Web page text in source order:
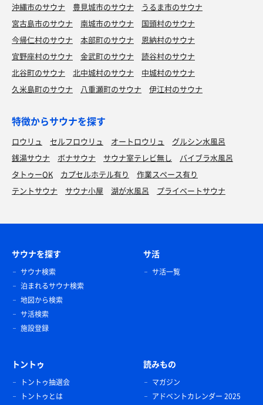
沖縄市のサウナ
豊見城市のサウナ
うるま市のサウナ
宮古島市のサウナ
南城市のサウナ
国頭村のサウナ
今帰仁村のサウナ
本部町のサウナ
恩納村のサウナ
宜野座村のサウナ
金武町のサウナ
読谷村のサウナ
北谷町のサウナ
北中城村のサウナ
中城村のサウナ
久米島町のサウナ
八重瀬町のサウナ 伊江村のサウナ
特徴からサウナを探す
ロウリュ セルフロウリュ オートロウリュ
グルシン水風呂
銭湯サウナ
ボナサウナ サウナ室テレビ無し
バイブラ水風呂
タトゥーOK
カプセルホテル有り
作業スペース有り
テントサウナ
サウナ小屋 湖が水風呂 プライベートサウナ
サウナを探す
サウナ検索
泊まれるサウナ検索
地図から検索
サ活検索
施設登録
サ活
サ活一覧
トントゥ
トントゥ抽選会
トントゥとは
読みもの
マガジン
アドベントカレンダー 2025